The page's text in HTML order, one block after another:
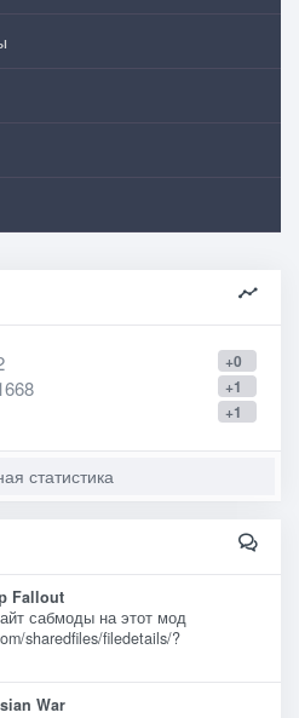
+0
+1
+1
статистика
Fallout
сабмоды на этот мод
sharedfiles/filedetails/?
War